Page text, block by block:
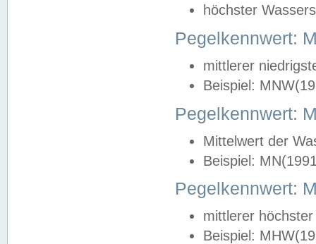
höchster
Pegelkennwert:
mittlerer
Beispiel:
Pegelkennwert:
Mittelwert der
Beispiel:
Pegelkennwert:
mittlerer
Beispiel: